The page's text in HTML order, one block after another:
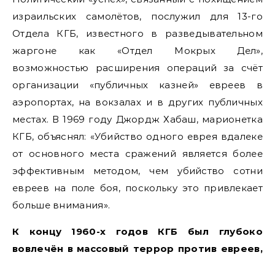
израильских самолётов, послужил для 13-го
Отдела КГБ, известного в разведывательном
жаргоне как «Отдел Мокрых Дел»,
возможностью расширения операций за счёт
организации «публичных казней» евреев в
аэропортах, на вокзалах и в других публичных
местах. В 1969 году Джордж Хабаш, марионетка
КГБ, объяснял: «Убийство одного еврея вдалеке
от основного места сражений является более
эффективным методом, чем убийство сотни
евреев на поле боя, поскольку это привлекает
больше внимания».
К концу 1960-х годов КГБ был глубоко
вовлечён в массовый террор против евреев,